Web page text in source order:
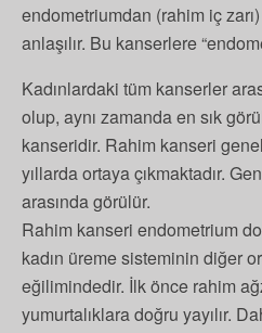
endometriumdan (rahim iç
anlaşılır. Bu kanserlere
Kadınlardaki tüm kanserler
olup, aynı zamanda en sık
kanseridir. Rahim kanseri
yıllarda ortaya çıkmaktadır.
arasında görülür.
Rahim kanseri endometrium
kadın üreme sisteminin diğer
eğilimindedir. İlk önce rahim
yumurtalıklara doğru yayılır.